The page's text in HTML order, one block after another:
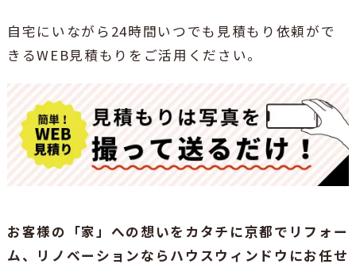
自宅にいながら24時間いつでも見積もり依頼がで
きるWEB見積もりをご活用ください。
お客様の「家」への想いをカタチに京都でリフォー
ム、リノベーションならハウスウィンドウにお任せ